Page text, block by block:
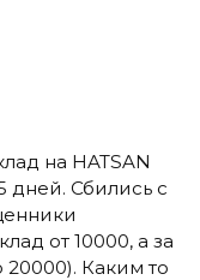
на HATSAN
дней. Сбились с
от 10000, а за
20000). Каким то